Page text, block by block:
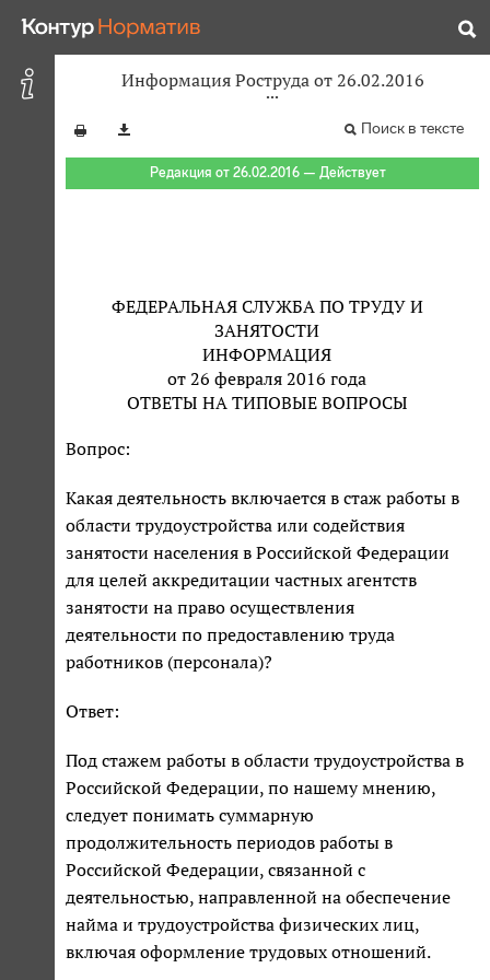
Информация Роструда от 26.02.2016
Поиск в тексте
Редакция от 26.02.2016 — Действует
ФЕДЕРАЛЬНАЯ СЛУЖБА ПО ТРУДУ И
ЗАНЯТОСТИ
ИНФОРМАЦИЯ
от 26 февраля 2016 года
ОТВЕТЫ НА ТИПОВЫЕ ВОПРОСЫ
Вопрос:
Какая деятельность включается в стаж работы в
области трудоустройства или содействия
занятости населения в Российской Федерации
для целей аккредитации частных агентств
занятости на право осуществления
деятельности по предоставлению труда
работников (персонала)?
Ответ:
Под стажем работы в области трудоустройства в
Российской Федерации, по нашему мнению,
следует понимать суммарную
продолжительность периодов работы в
Российской Федерации, связанной с
деятельностью, направленной на обеспечение
найма и трудоустройства физических лиц,
включая оформление трудовых отношений.